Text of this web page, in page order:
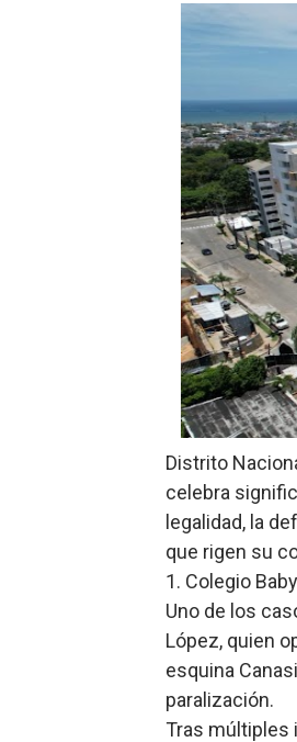
Distrito
celebra
legalidad, la
que rigen su
1. Colegio
Uno de los
López, quien
esquina
paralización.
Tras múltiples